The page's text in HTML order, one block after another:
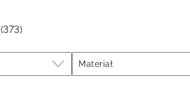
(373)
Materiał